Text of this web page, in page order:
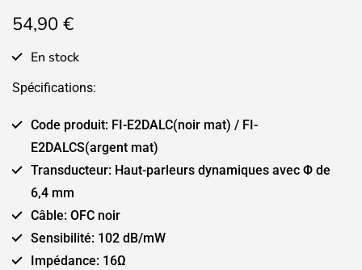
54,90 €
En stock
Spécifications:
Code produit: FI-E2DALC(noir mat) / FI-
E2DALCS(argent mat)
Transducteur: Haut-parleurs dynamiques avec Φ de
6,4 mm
Câble: OFC noir
Sensibilité: 102 dB/mW
Impédance: 16Ω